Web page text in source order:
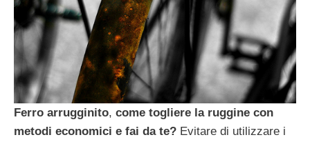
Ferro arrugginito, come togliere la ruggine con
metodi economici e fai da te? Evitare di utilizzare i